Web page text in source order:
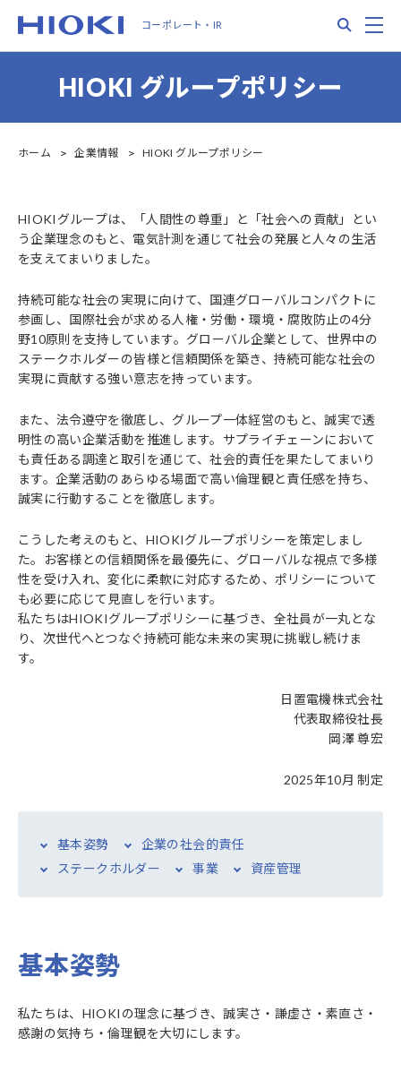
ン
ン
コーポレート・IR
HIOKI グループポリシー
ホーム 企業情報 HIOKI グループポリシー
HIOKIグループは、「人間性の尊重」と「社会への貢献」とい
う企業理念のもと、電気計測を通じて社会の発展と人々の生活
を支えてまいりました。
持続可能な社会の実現に向けて、国連グローバルコンパクトに
参画し、国際社会が求める人権・労働・環境・腐敗防止の4分
野10原則を支持しています。グローバル企業として、世界中の
ステークホルダーの皆様と信頼関係を築き、持続可能な社会の
実現に貢献する強い意志を持っています。
また、法令遵守を徹底し、グループ一体経営のもと、誠実で透
明性の高い企業活動を推進します。サプライチェーンにおいて
も責任ある調達と取引を通じて、社会的責任を果たしてまいり
ます。企業活動のあらゆる場面で高い倫理観と責任感を持ち、
誠実に行動することを徹底します。
こうした考えのもと、HIOKIグループポリシーを策定しまし
た。お客様との信頼関係を最優先に、グローバルな視点で多様
性を受け入れ、変化に柔軟に対応するため、ポリシーについて
も必要に応じて見直しを行います。
私たちはHIOKIグループポリシーに基づき、全社員が一丸とな
り、次世代へとつなぐ持続可能な未来の実現に挑戦し続けま
す。
日置電機株式会社
代表取締役社長
岡澤 尊宏
2025年10月 制定
基本姿勢
企業の社会的責任
ステークホルダー
事業 資産管理
基本姿勢
私たちは、HIOKIの理念に基づき、誠実さ・謙虚さ・素直さ・
感謝の気持ち・倫理観を大切にします。